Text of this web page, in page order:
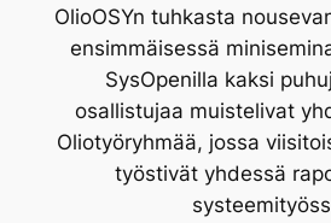
OlioOSYn tuhkasta
ensimmäisessä
SysOpenilla kaksi
osallistujaa muistelivat
Oliotyöryhmää, jossa
työstivät yhdessä